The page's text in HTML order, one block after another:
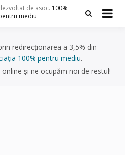
de asoc. 100%
mediu
redirecționarea a 3,5% din
100% pentru mediu.
online și ne ocupăm noi de restul!